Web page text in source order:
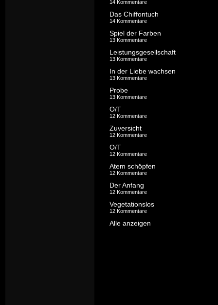
14 Kommentare
Das Chiffontuch
14 Kommentare
Spiel der Farben
13 Kommentare
Leistungsgesellschaft
13 Kommentare
In der Liebe wachsen
13 Kommentare
Probe
13 Kommentare
O/T
12 Kommentare
Zuversicht
12 Kommentare
O/T
12 Kommentare
Atem schöpfen
12 Kommentare
Der Anfang
12 Kommentare
Vegetationslos
12 Kommentare
Alle anzeigen